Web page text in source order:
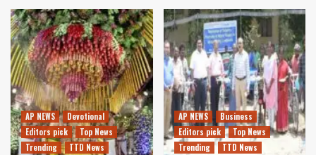
AP NEWS
Devotional
Editors pick
Top News
Trending
TTD News
AP NEWS
Business
Editors pick
Top News
Trending
TTD News